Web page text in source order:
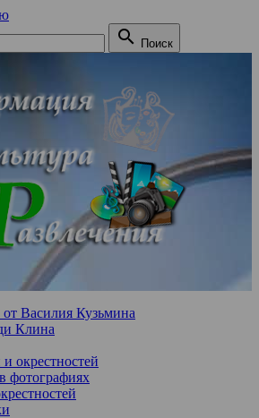
 Поиск
Василия Кузьмина
Клина
окрестностей
фотографиях